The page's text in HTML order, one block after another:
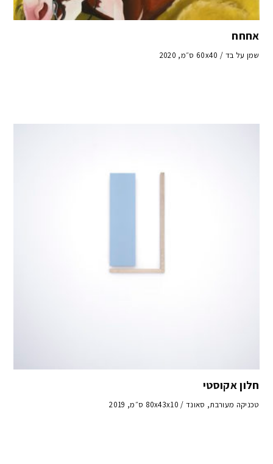
אחחח
שמן על בד / 60x40 ס״מ, 2020
חלון אקוסטי
טכניקה מעורבת, סאונד / 80x43x10 ס״מ, 2019